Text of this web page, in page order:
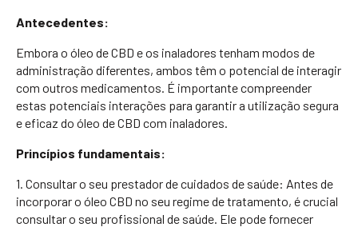
Antecedentes:
Embora o óleo de CBD e os inaladores tenham modos de
administração diferentes, ambos têm o potencial de interagir
com outros medicamentos. É importante compreender
estas potenciais interações para garantir a utilização segura
e eficaz do óleo de CBD com inaladores.
Princípios fundamentais:
1. Consultar o seu prestador de cuidados de saúde: Antes de
incorporar o óleo CBD no seu regime de tratamento, é crucial
consultar o seu profissional de saúde. Ele pode fornecer